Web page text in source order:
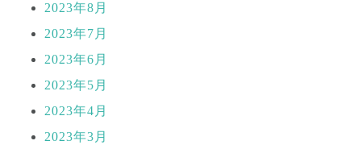
2023年8月
2023年7月
2023年6月
2023年5月
2023年4月
2023年3月